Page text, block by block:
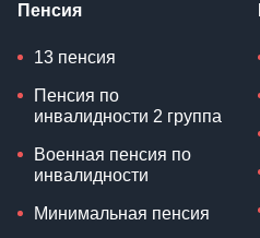
Пенсия
13 пенсия
Пенсия по
инвалидности 2 группа
Военная пенсия по
инвалидности
Минимальная пенсия